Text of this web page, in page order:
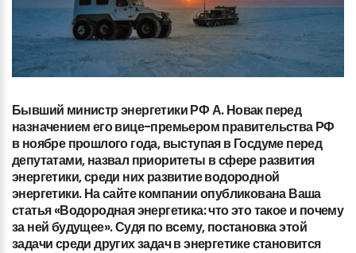
Бывший министрэнергетикиРФА.Новакперед
назначениемеговице-премьеромправительстваРФ
вноябре прошлогогода, выступаявГосдумеперед
депутатами,назвал приоритеты всфереразвития
энергетики,среди нихразвитиеводородной
энергетики.НасайтекомпанииопубликованаВаша
статья«Водороднаяэнергетика:чтоэтотакоеи почему
занейбудущее».Судяповсему,постановкаэтой
задачисредидругихзадачвэнергетикестановится